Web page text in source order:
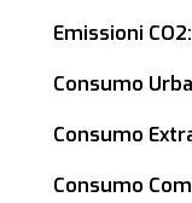
Emissioni CO2:
Consumo
Consumo
Consumo